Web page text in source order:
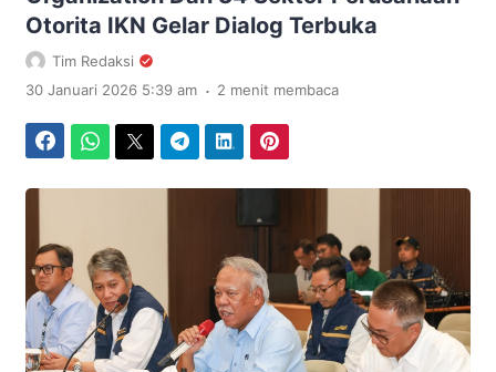
Otorita IKN Gelar Dialog Terbuka
Tim Redaksi
30 Januari 2026 5:39 am . 2 menit membaca